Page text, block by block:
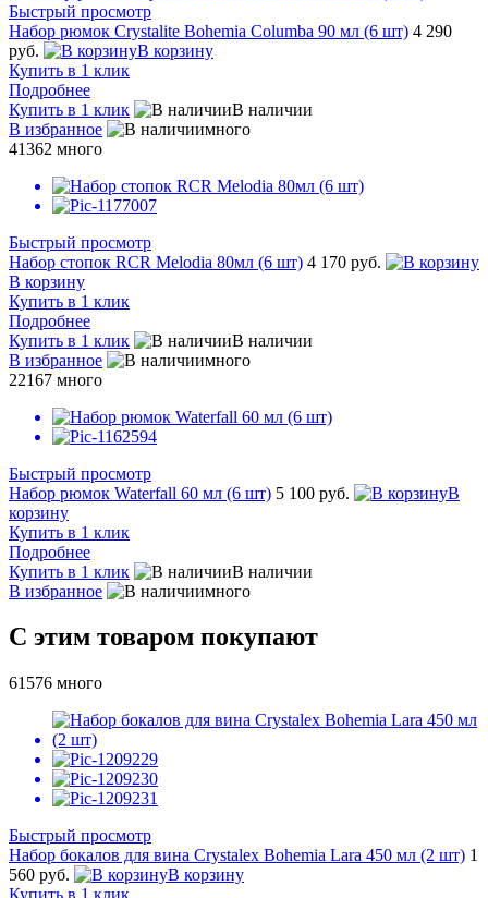
Быстрый просмотр
Набор рюмок Crystalite Bohemia Columba 90 мл (6 шт) 4 290
руб.
В корзину
Купить в 1 клик
Подробнее
Купить в 1 клик
В наличии
В избранное
много
41362 много
Быстрый просмотр
Набор стопок RCR Melodia 80мл (6 шт) 4 170 руб.
В корзину
Купить в 1 клик
Подробнее
Купить в 1 клик
В наличии
В избранное
много
22167 много
Быстрый просмотр
Набор рюмок Waterfall 60 мл (6 шт) 5 100 руб.
В
корзину
Купить в 1 клик
Подробнее
Купить в 1 клик
В наличии
В избранное
много
С этим товаром покупают
61576 много
Быстрый просмотр
Набор бокалов для вина Crystalex Bohemia Lara 450 мл (2 шт) 1
560 руб.
В корзину